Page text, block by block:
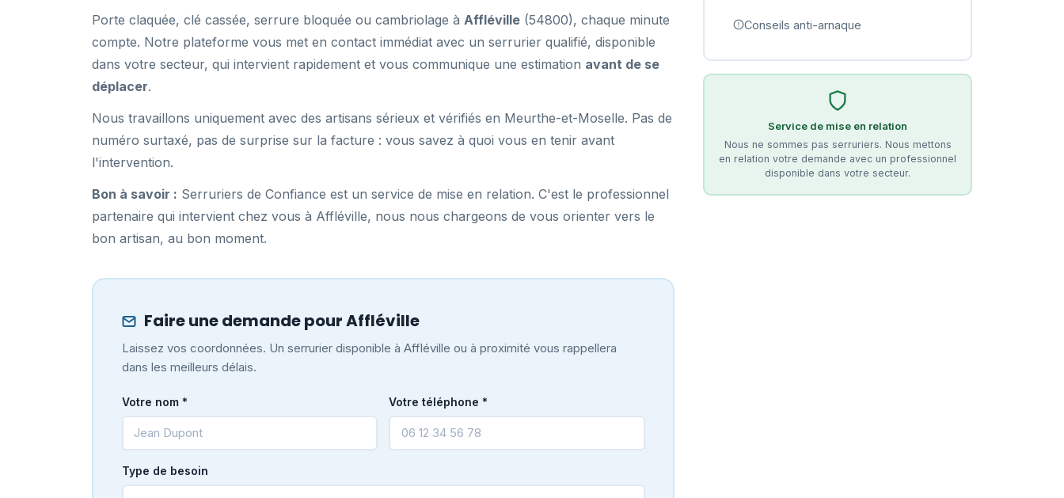
Porte claquée, clé cassée, serrure bloquée ou cambriolage à Affléville (54800), chaque minute
compte. Notre plateforme vous met en contact immédiat avec un serrurier qualifié, disponible
dans votre secteur, qui intervient rapidement et vous communique une estimation avant de se
déplacer.
Nous travaillons uniquement avec des artisans sérieux et vérifiés en Meurthe-et-Moselle. Pas de
numéro surtaxé, pas de surprise sur la facture : vous savez à quoi vous en tenir avant
l'intervention.
Bon à savoir : Serruriers de Confiance est un service de mise en relation. C'est le professionnel
partenaire qui intervient chez vous à Affléville, nous nous chargeons de vous orienter vers le
bon artisan, au bon moment.
Faire une demande pour Affléville
Laissez vos coordonnées. Un serrurier disponible à Affléville ou à proximité vous rappellera
dans les meilleurs délais.
Votre nom * Votre téléphone *
Type de besoin
Conseils anti-arnaque
Service de mise en relation
Nous ne sommes pas serruriers. Nous mettons
en relation votre demande avec un professionnel
disponible dans votre secteur.